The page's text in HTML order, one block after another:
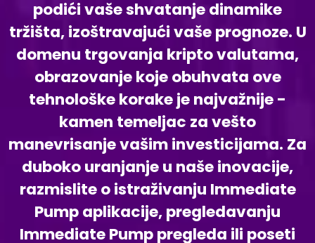
podići vaše shvatanje dinamike
tržišta, izoštravajući vaše prognoze. U
domenu trgovanja kripto valutama,
obrazovanje koje obuhvata ove
tehnološke korake je najvažnije -
kamen temeljac za vešto
manevrisanje vašim investicijama. Za
duboko uranjanje u naše inovacije,
razmislite o istraživanju Immediate
Pump aplikacije, pregledavanju
Immediate Pump pregleda ili poseti